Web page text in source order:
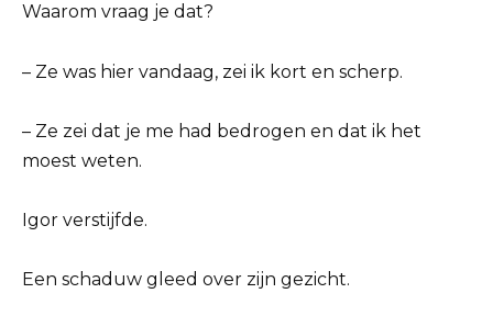
Waarom vraag je dat?
– Ze was hier vandaag, zei ik kort en scherp.
– Ze zei dat je me had bedrogen en dat ik het
moest weten.
Igor verstijfde.
Een schaduw gleed over zijn gezicht.